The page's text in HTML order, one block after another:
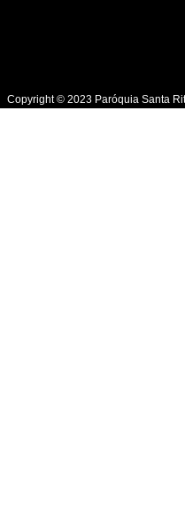
Copyright © 2023 Paróquia Santa